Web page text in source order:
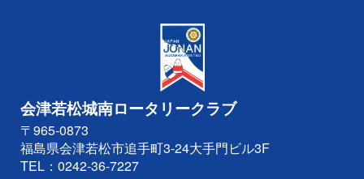
会津若松城南ロータリークラブ
〒965-0873
福島県会津若松市追手町3-24大手門ビル3F
TEL： 0242-36-7227